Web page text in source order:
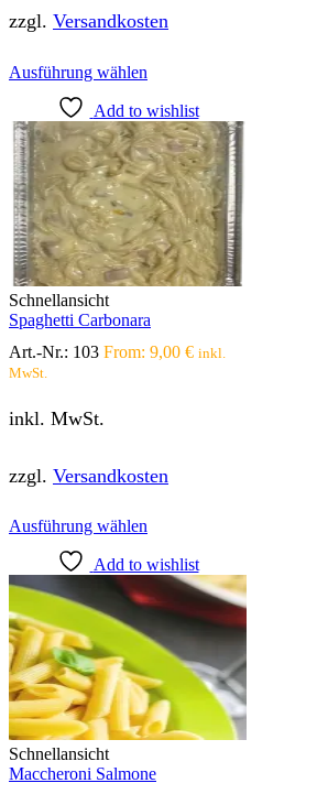
zzgl. Versandkosten
Ausführung wählen
weist
mehrere
Varianten
auf.
Die
Optionen
können
auf
der
Produktseite
werden
Add to wishlist
Schnellansicht
Spaghetti Carbonara
Art.-Nr.: 103 From: 9,00 € inkl.
MwSt.
inkl. MwSt.
zzgl. Versandkosten
Ausführung wählen
weist
mehrere
Varianten
auf.
Die
Optionen
können
auf
der
Produktseite
werden
Add to wishlist
Schnellansicht
Maccheroni Salmone